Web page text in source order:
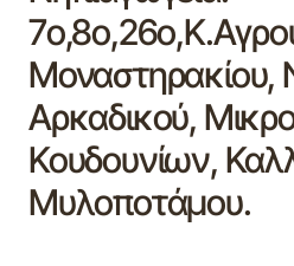
Μοναστηρακίου,
Αρκαδικού,
Κουδουνίων,
Μυλοποτάμου.